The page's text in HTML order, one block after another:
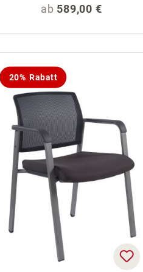
Regulärer Preis:
ab 589,00 €
20% Rabatt